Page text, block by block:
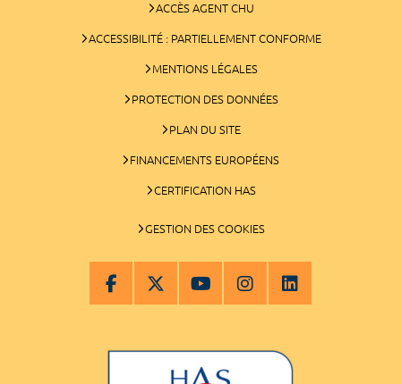
ACCÈS AGENT CHU
ACCESSIBILITÉ : PARTIELLEMENT CONFORME
MENTIONS LÉGALES
PROTECTION DES DONNÉES
PLAN DU SITE
FINANCEMENTS EUROPÉENS
CERTIFICATION HAS
GESTION DES COOKIES